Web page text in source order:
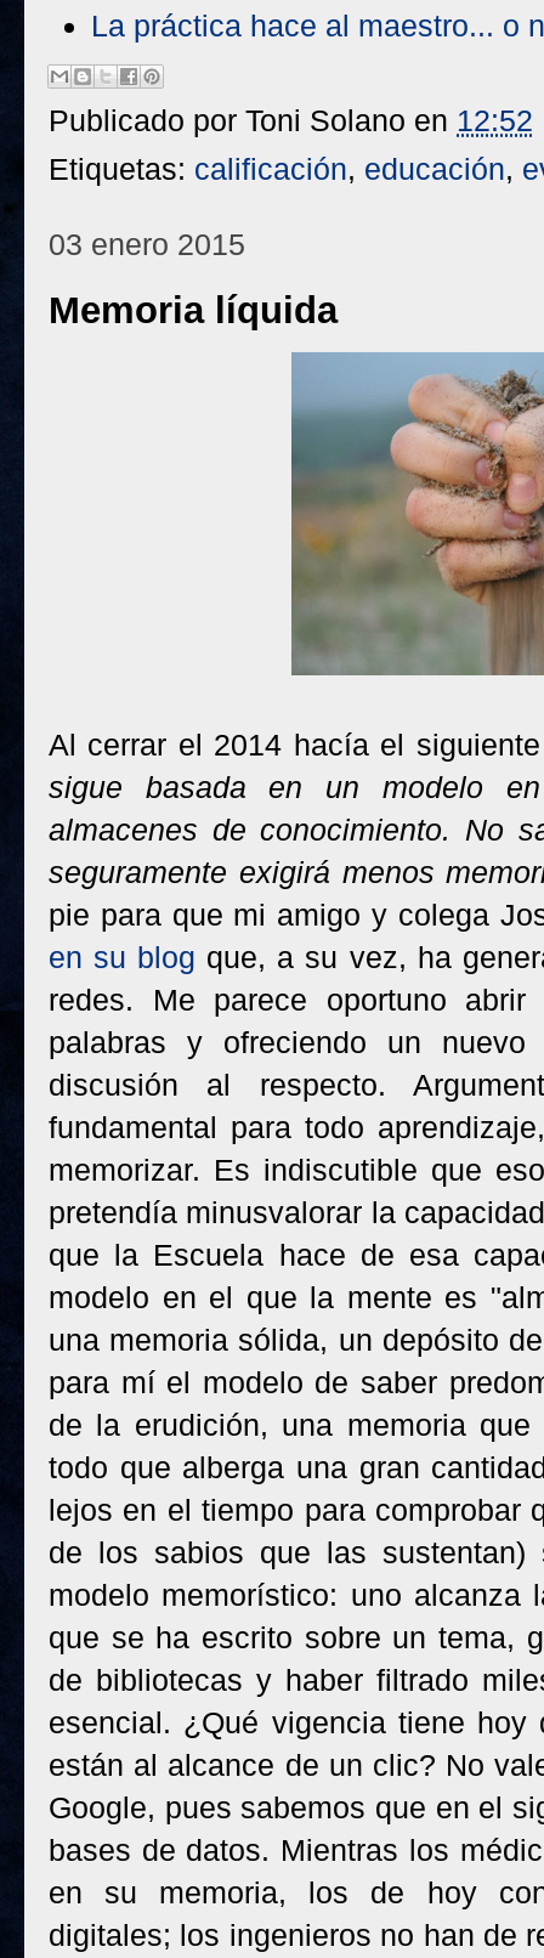
La práctica hace al maestro... o
Publicado por Toni Solano en 12:52
Etiquetas: calificación, educación,
03 enero 2015
Memoria líquida
Al cerrar el 2014 hacía el
sigue basada en un modelo
almacenes de conocimiento. No
seguramente exigirá menos
pie para que mi amigo y colega
en su blog que, a su vez, ha
redes. Me parece oportuno
palabras y ofreciendo un
discusión al respecto.
fundamental para todo
memorizar. Es indiscutible que
pretendía minusvalorar la
que la Escuela hace de esa
modelo en el que la mente es
una memoria sólida, un depósito
para mí el modelo de saber
de la erudición, una memoria
todo que alberga una gran
lejos en el tiempo para comprobar
de los sabios que las
modelo memorístico: uno
que se ha escrito sobre un tema,
de bibliotecas y haber filtrado
esencial. ¿Qué vigencia tiene
están al alcance de un clic? No
Google, pues sabemos que en el
bases de datos. Mientras los
en su memoria, los de hoy
digitales; los ingenieros no han de